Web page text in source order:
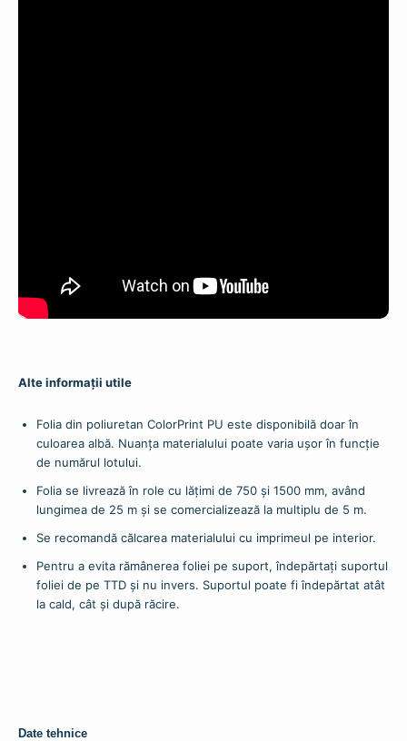
Alte informații utile
Folia din poliuretan ColorPrint PU este disponibilă doar în
culoarea albă. Nuanța materialului poate varia ușor în funcție
de numărul lotului.
Folia se livrează în role cu lățimi de 750 și 1500 mm, având
lungimea de 25 m și se comercializează la multiplu de 5 m.
Se recomandă călcarea materialului cu imprimeul pe interior.
Pentru a evita rămânerea foliei pe suport, îndepărtați suportul
foliei de pe TTD și nu invers. Suportul poate fi îndepărtat atât
la cald, cât și după răcire.
Date tehnice